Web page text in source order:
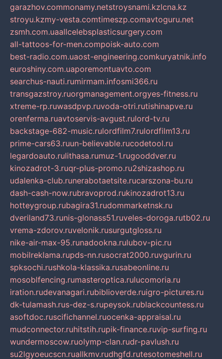
garazhov.commonamy.netstroysnami.kzlcna.kz
stroyu.kzmy-vesta.comtimeszp.comavtoguru.net
zsmh.com.uaallcelebsplasticsurgery.com
all-tattoos-for-men.compoisk-auto.com
best-radio.com.uaost-engineering.comkuryatnik.info
euroshiny.com.uaporemontuavto.com
searchus-nauti.rumirmam.infosmi366.ru
transgazstroy.ruorgmanagement.orgyes-fitness.ru
xtreme-rp.ruwasdpvp.ruvoda-otri.rutishinapve.ru
orenferma.ruavtoservis-avgust.rulord-tv.ru
backstage-682-music.rulordfilm7.rulordfilm13.ru
prime-cars63.ruun-believable.rucodetool.ru
legardoauto.rulithasa.rumuz-1.rugooddver.ru
kinozadrot-3.ruqr-plus-promo.ru2shizashop.ru
udalenka-club.runerabotaetsite.rucarszona-bu.ru
dash-cash-now.rubravoprod.rukinozadrot13.ru
hotteygroup.rubagira31.rudommarketnsk.ru
dveriland73.runis-glonass51.ruveles-doroga.rutb02.ru
vrema-zdorov.ruvelonik.rusurgutgloss.ru
nike-air-max-95.runadookna.rulubov-pic.ru
mobilreklama.rupds-nn.rusocrat2000.ruvgurin.ru
spksochi.rushkola-klassika.rusabeonline.ru
mosoblfencing.rumasteroptica.rulucomoria.ru
iration.rudevanagari.rubiblioverde.ruigro-pictures.ru
dk-tulamash.rus-dez-s.rupeysok.rublackcountess.ru
asoftdoc.ruscifichannel.ruocenka-appraisal.ru
mudconnector.ruhitstih.rupik-finance.ruvip-surfing.ru
wundermoscow.ruolymp-clan.rudr-pavlush.ru
su2lgyoeucscn.ruallkmv.rudhgfd.rutesotomeshell.ru